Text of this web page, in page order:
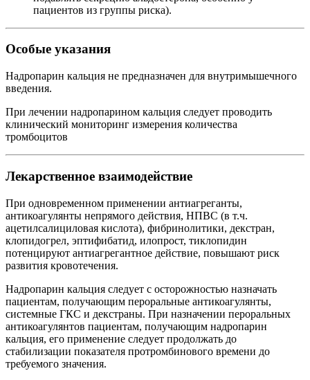
пациентов из группы риска).
Особые указания
Надропарин кальция не предназначен для внутримышечного
введения.
При лечении надропарином кальция следует проводить
клинический мониторинг измерения количества
тромбоцитов
Лекарственное взаимодействие
При одновременном применении антиагреганты,
антикоагулянты непрямого действия, НПВС (в т.ч.
ацетилсалициловая кислота), фибринолитики, декстран,
клопидогрел, эптифибатид, илопрост, тиклопидин
потенцируют антиагрегантное действие, повышают риск
развития кровотечения.
Надропарин кальция следует с осторожностью назначать
пациентам, получающим пероральные антикоагулянты,
системные ГКС и декстраны. При назначении пероральных
антикоагулянтов пациентам, получающим надропарин
кальция, его применение следует продолжать до
стабилизации показателя протромбинового времени до
требуемого значения.